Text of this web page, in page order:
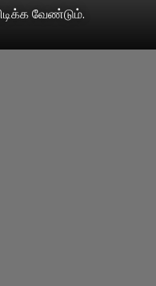
வேண்டும்.